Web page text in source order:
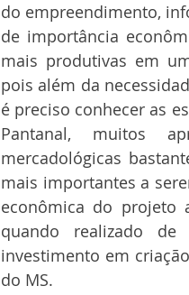
do empreendimento,
de importância
mais produtivas em
pois além da
é preciso conhecer as
Pantanal, muitos
mercadológicas
mais importantes a
econômica do projeto
quando realizado
investimento em
do MS.